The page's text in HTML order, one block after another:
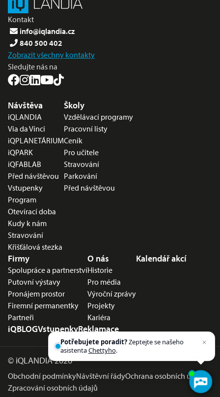
Kontakt
info@iqlandia.cz
840 500 402
Zobrazit všechny kontakty
Sledujte nás na
Nabídka v zápatí
Návštěva
iQLANDIA
Via da Vinci
iQPLANETÁRIUM
iQPARK
iQFABLAB
Před návštěvou
Vstupenky
Program
Otevírací doba
Kudy k nám
Stravování
Křišťálová stezka
Školy
Vzdělávací programy
Pracovní listy
Ceník
Pro učitele
Stravování
Parkování
Před návštěvou
Firmy
Spolupráce a partnerství
Putovní výstavy
Pronájem prostor
Firemní permanentky
Partneři
O nás
Historie
Pro média
Výroční zprávy
Projekty
Kariéra
Kalendář akcí
iQBLOGVstupenkyReklamace
© iQLANDIA 2026
Obchodní podmínkyNávštěvní řádyOchrana osobních údajů
Zpracování osobních údajů
Potřebujete poradit?Zeptejte se našeho
asistentaChettyho.